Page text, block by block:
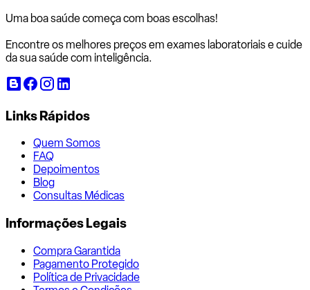
Uma boa saúde começa com boas escolhas!
Encontre os melhores preços em exames laboratoriais e cuide
da sua saúde com inteligência.
Links Rápidos
Quem Somos
FAQ
Depoimentos
Blog
Consultas Médicas
Informações Legais
Compra Garantida
Pagamento Protegido
Política de Privacidade